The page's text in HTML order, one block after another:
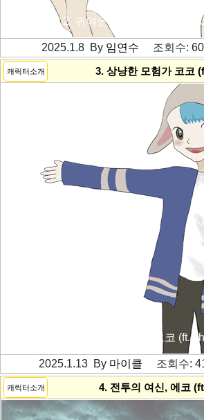
2. 귀여운 토끼 소녀 리아 (ft.
2025.1.8 By 임연수 조회수:
캐릭터소개 3. 상냥한 모험가 코코
3. 상냥한 모험가 코코 (ft.
2025.1.13 By 마이클 조회수:
캐릭터소개 4. 전투의 여신, 에코